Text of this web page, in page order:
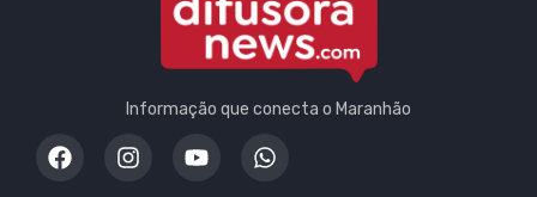
Informação que conecta o Maranhão